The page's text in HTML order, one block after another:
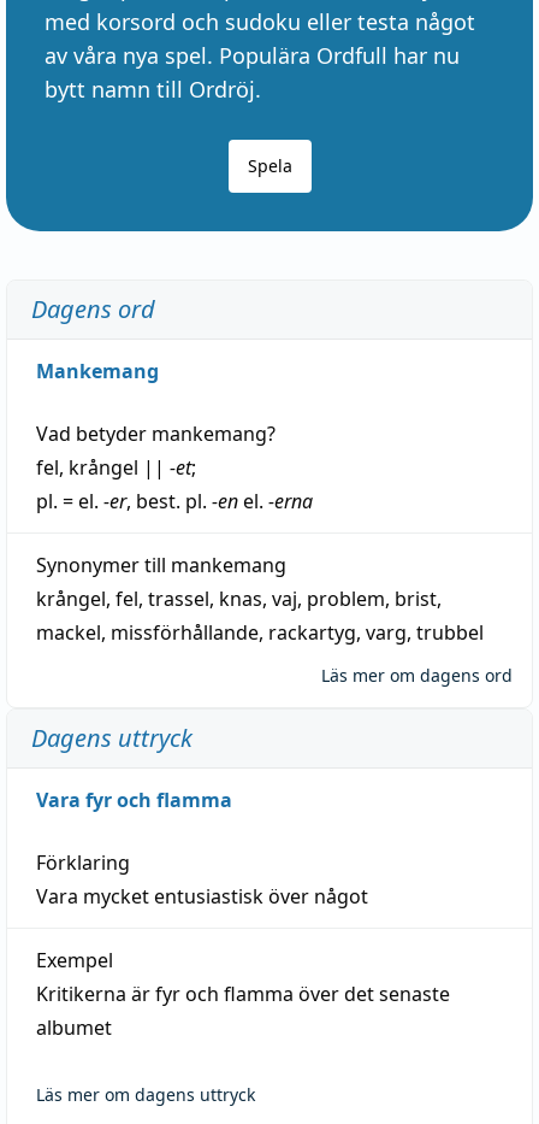
med korsord och sudoku eller testa något
av våra nya spel. Populära Ordfull har nu
bytt namn till Ordröj.
Spela
Dagens ord
Mankemang
Vad betyder mankemang?
fel, krångel || -et;
pl. = el. -er, best. pl. -enel. -erna
Synonymer till mankemang
krångel, fel, trassel, knas, vaj, problem, brist,
mackel, missförhållande, rackartyg, varg, trubbel
Läs mer om dagens ord
Dagens uttryck
Vara fyr och flamma
Förklaring
Vara mycket entusiastisk över något
Exempel
Kritikerna är fyr och flamma över det senaste
albumet
Läs mer om dagens uttryck